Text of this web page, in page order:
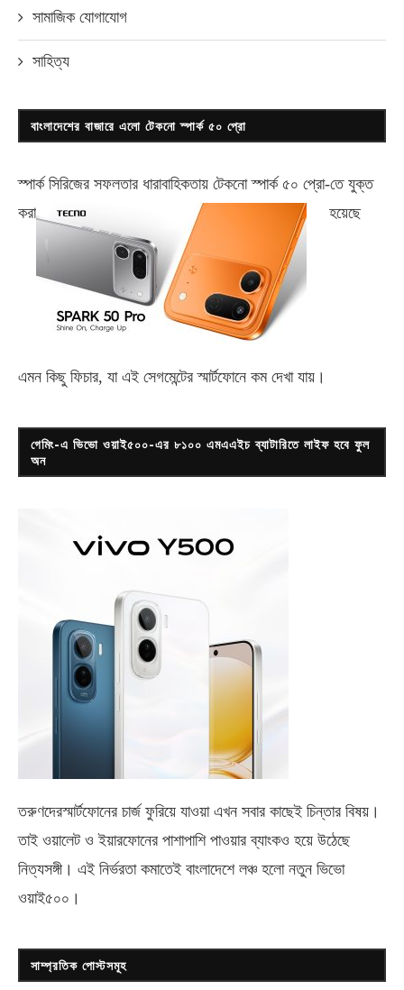
সামাজিক যোগাযোগ
সাহিত্য
বাংলাদেশের বাজারে এলো টেকনো স্পার্ক ৫০ প্রো
স্পার্ক সিরিজের সফলতার ধারাবাহিকতায় টেকনোস্পার্ক ৫০ প্রো-তে যুক্ত
করা
হয়েছে
এমন কিছু ফিচার, যা এই সেগমেন্টের স্মার্টফোনে কম দেখা যায়।
গেমিং-এ ভিভো ওয়াই৫০০-এর ৮১০০ এমএএইচ ব্যাটারিতে লাইফ হবে ফুল
অন
তরুণদেরস্মার্টফোনের চার্জ ফুরিয়ে যাওয়া এখন সবার কাছেই চিন্তার বিষয়।
তাই ওয়ালেট ও ইয়ারফোনের পাশাপাশি পাওয়ার ব্যাংকও হয়ে উঠেছে
নিত্যসঙ্গী। এই নির্ভরতা কমাতেই বাংলাদেশে লঞ্চ হলো নতুন ভিভো
ওয়াই৫০০ ।
সাম্প্রতিক পোস্টসমূহ